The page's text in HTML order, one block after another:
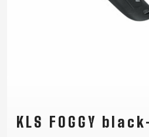
KLS FOGGY